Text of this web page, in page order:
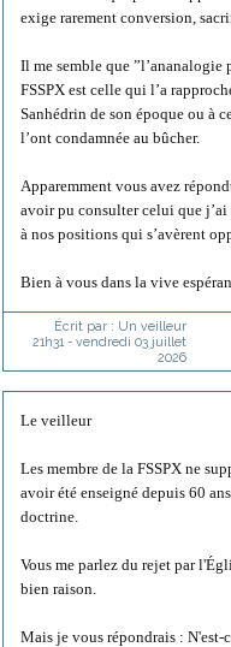
exige rarement conversion,
Il me semble que
FSSPX est celle qui l’a
Sanhédrin de son époque ou à
l’ont condamnée au bûcher.
Apparemment vous avez
avoir pu consulter celui que j’ai
à nos positions qui s’avèrent
Bien à vous dans la vive
Écrit par : Un veilleur
21h31 - vendredi 03 juillet
2026
Le veilleur
Les membre de la FSSPX ne
avoir été enseigné depuis 60
doctrine.
Vous me parlez du rejet par
bien raison.
Mais je vous répondrais : N'est-